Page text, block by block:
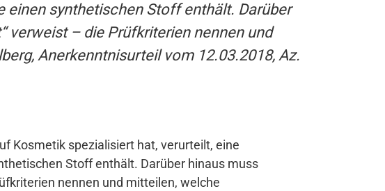
einen synthetischen Stoff enthält. Darüber
verweist – die Prüfkriterien nennen und
Anerkenntnisurteil vom 12.03.2018, Az.
Kosmetik spezialisiert hat, verurteilt, eine
Stoff enthält. Darüber hinaus muss
nennen und mitteilen, welche